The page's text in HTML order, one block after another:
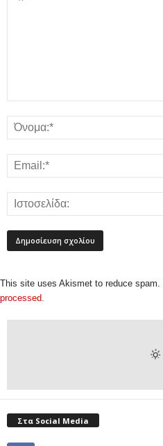
This site uses Akismet to reduce spam.
processed.
Στα Social Media